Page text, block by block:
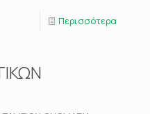
Περισσότερα